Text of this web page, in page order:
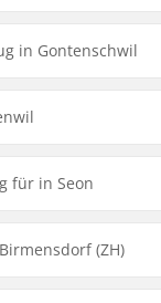
in Gontenschwil
für in Seon
(ZH)